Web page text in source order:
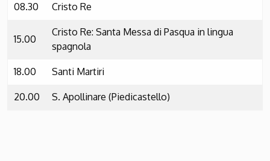
08.30 Cristo Re
15.00
Cristo Re: Santa Messa di Pasqua in lingua
spagnola
18.00 Santi Martiri
20.00 S. Apollinare (Piedicastello)